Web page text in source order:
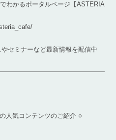
わかるポータルページ【ASTERIA
セミナーなど最新情報を配信中
気コンテンツのご紹介 ○